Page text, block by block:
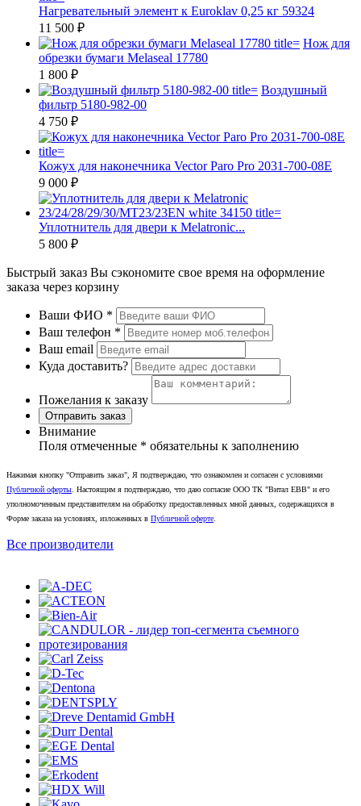
Нагревательный элемент к Euroklav 0,25 кг 59324
11 500 ₽
Нож для
обрезки бумаги Melaseal 17780
1 800 ₽
Воздушный
фильтр 5180-982-00
4 750 ₽
Кожух для наконечника Vector Paro Pro 2031-700-08E
9 000 ₽
Уплотнитель для двери к Melatroniс...
5 800 ₽
Быстрый заказ Вы сэкономите свое время на оформление
заказа через корзину
Ваши ФИО *
Ваш телефон *
Ваш email
Куда доставить?
Пожелания к заказу
Отправить заказ
Внимание
Поля отмеченные * обязательны к заполнению
Нажимая кнопку "Отправить заказ", Я подтверждаю, что ознакомлен и согласен с условиями
Публичной оферты. Настоящим я подтверждаю, что даю согласие ООО ТК "Витал ЕВВ" и его
уполномоченным представителям на обработку предоставленных мной данных, содержащихся в
Форме заказа на условиях, изложенных в Публичной оферте.
Все производители